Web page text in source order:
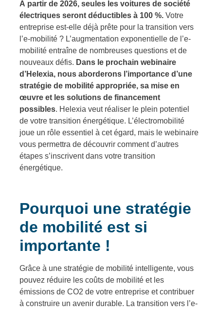
À partir de 2026, seules les voitures de société
électriques seront déductibles à 100 %. Votre
entreprise est-elle déjà prête pour la transition vers
l’e-mobilité ? L’augmentation exponentielle de l’e-
mobilité entraîne de nombreuses questions et de
nouveaux défis. Dans le prochain webinaire
d’Helexia, nous aborderons l’importance d’une
stratégie de mobilité appropriée, sa mise en
œuvre et les solutions de financement
possibles. Helexia veut réaliser le plein potentiel
de votre transition énergétique. L’électromobilité
joue un rôle essentiel à cet égard, mais le webinaire
vous permettra de découvrir comment d’autres
étapes s’inscrivent dans votre transition
énergétique.
Pourquoi une stratégie
de mobilité est si
importante !
Grâce à une stratégie de mobilité intelligente, vous
pouvez réduire les coûts de mobilité et les
émissions de CO2 de votre entreprise et contribuer
à construire un avenir durable. La transition vers l’e-